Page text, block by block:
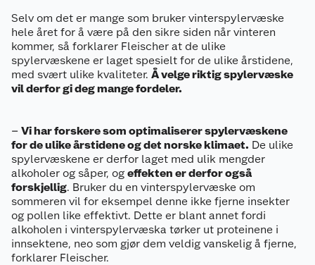
Selv om det er mange som bruker vinterspylervæske
hele året for å være på den sikre siden når vinteren
kommer, så forklarer Fleischer at de ulike
spylervæskene er laget spesielt for de ulike årstidene,
med svært ulike kvaliteter. Å velge riktig spylervæske
vil derfor gi deg mange fordeler.
– Vi har forskere som optimaliserer spylervæskene
for de ulike årstidene og det norske klimaet. De ulike
spylervæskene er derfor laget med ulik mengder
alkoholer og såper, og effekten er derfor også
forskjellig. Bruker du en vinterspylervæske om
sommeren vil for eksempel denne ikke fjerne insekter
og pollen like effektivt. Dette er blant annet fordi
alkoholen i vinterspylervæska tørker ut proteinene i
innsektene, neo som gjør dem veldig vanskelig å fjerne,
forklarer Fleischer.